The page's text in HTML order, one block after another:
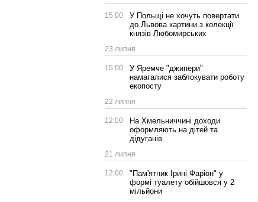
15:00
У Польщі не хочуть повертати
до Львова картини з колекції
князів Любомирських
23 липня
15:00
У Яремче "джипери"
намагалися заблокувати роботу
екопосту
22 липня
12:00
На Хмельниччині доходи
оформляють на дітей та
дідуганів
21 липня
12:00
"Пам'ятник Ірині Фаріон" у
формі туалету обійшовся у 2
мільйони